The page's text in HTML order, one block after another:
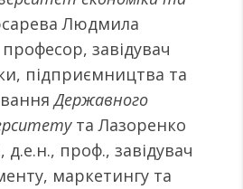
Людмила
завідувач
підприємництва та
Державного
та Лазоренко
д.е.н., проф., завідувач
маркетингу та